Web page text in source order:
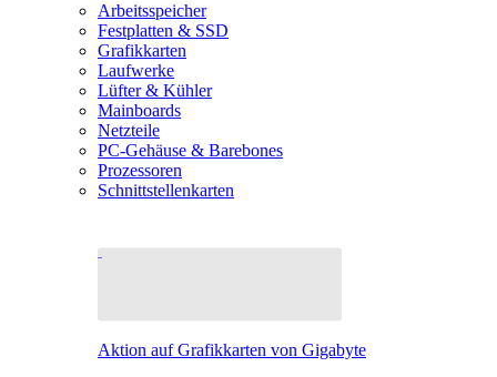
Arbeitsspeicher
Festplatten & SSD
Grafikkarten
Laufwerke
Lüfter & Kühler
Mainboards
Netzteile
PC-Gehäuse & Barebones
Prozessoren
Schnittstellenkarten
Aktion auf Grafikkarten von Gigabyte